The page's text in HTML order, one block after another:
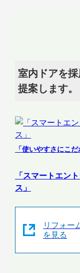
室内ドアを
提案します。
「使いやすさにこだ
「スマートエン
ス」
リフォー
を見る